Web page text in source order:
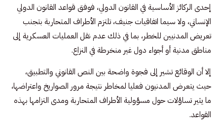
إحدى الركائز الأساسية في القانون الدولي، فوفق قواعد القانون الدولي
الإنساني، ولا سيما اتفاقيات جنيف، تلتزم الأطراف المتحاربة بتجنب
تعريض المدنيين للخطر، بما في ذلك عدم نقل العمليات العسكرية إلى
مناطق مدنية أو أجواء دول غير منخرطة في النزاع.
إلا أن الوقائع تشير إلى فجوة واضحة بين النص القانوني والتطبيق،
حيث يتعرض المدنيون فعليا لمخاطر نتيجة مرور الصواريخ واعتراضها،
ما يثير تساؤلات حول مسؤولية الأطراف المتحاربة ومدى التزامها بهذه
القواعد.